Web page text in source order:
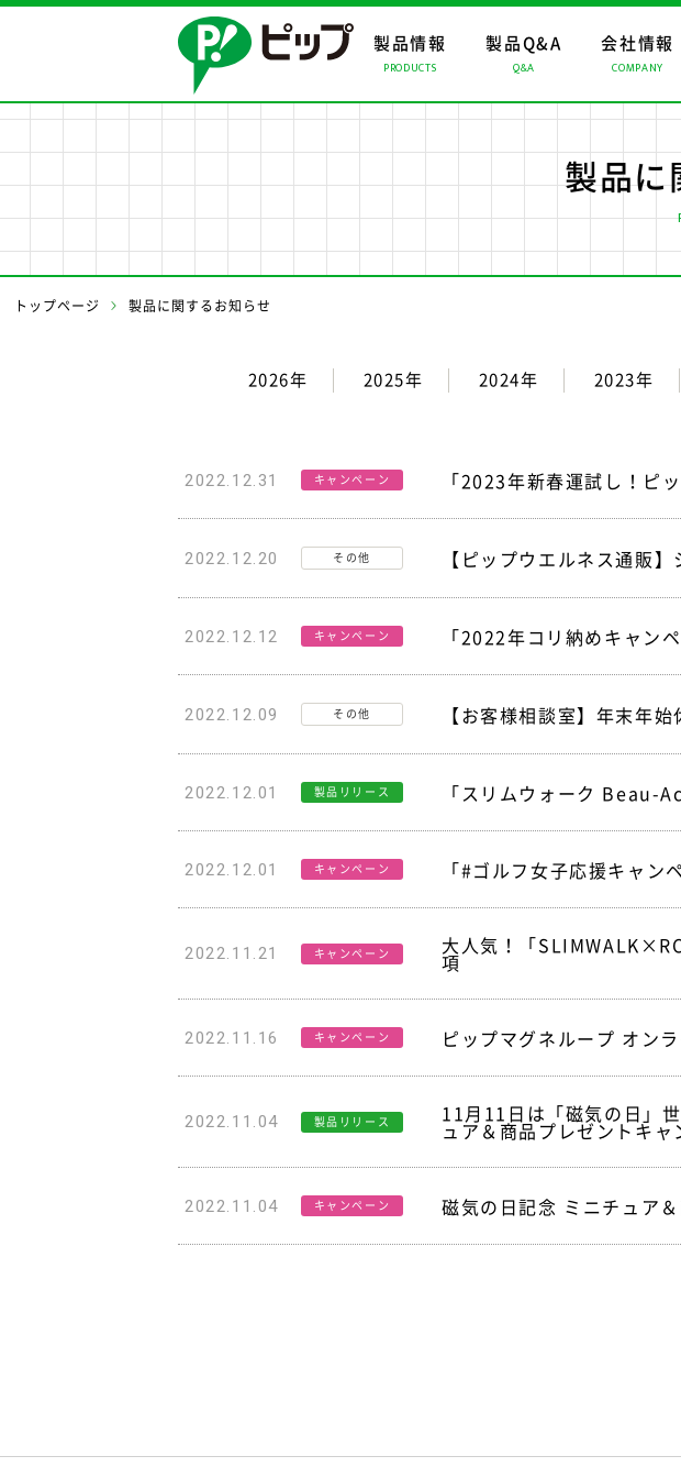
製品情報
PRODUCTS
製品情報
製品情報トップ おすすめコ
製品Q&A
Q&A
会社情報
COMPANY
会社情報
会社情報トップ トップメッ
リスクマ
事業案内
事業案内トップ マーチャン
製品に
トップページ 製品に関するお知らせ
2026年 2025年 2024年 2023年
2022.12.31 キャンペーン 「2023年新春運試し！ピ
2022.12.20 その他 【ピップウエルネス通販
2022.12.12 キャンペーン 「2022年コリ納めキャン
2022.12.09 その他 【お客様相談室】年末年
2022.12.01 製品リリース 「スリムウォーク Beau-
2022.12.01 キャンペーン 「#ゴルフ女子応援キャン
2022.11.21 キャンペーン 大人気！「
項
2022.11.16 キャンペーン ピップマグネループ オン
2022.11.04 製品リリース 11月11日は「磁気の日」
ュア＆商品プレゼントキャ
2022.11.04 キャンペーン 磁気の日記念 ミニチュア